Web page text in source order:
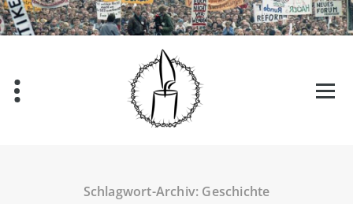
Schlagwort-Archiv: Geschichte